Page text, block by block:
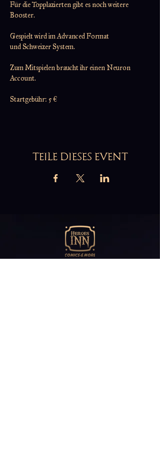
Für die Topplazierten gibt es noch weitere
Booster.
Gespielt wird im Advanced Format
und Schweizer System.
Zum Mitspielen braucht ihr einen Neuron
Account.
Startgebühr: 5 €
TEILE DIESES EVENT